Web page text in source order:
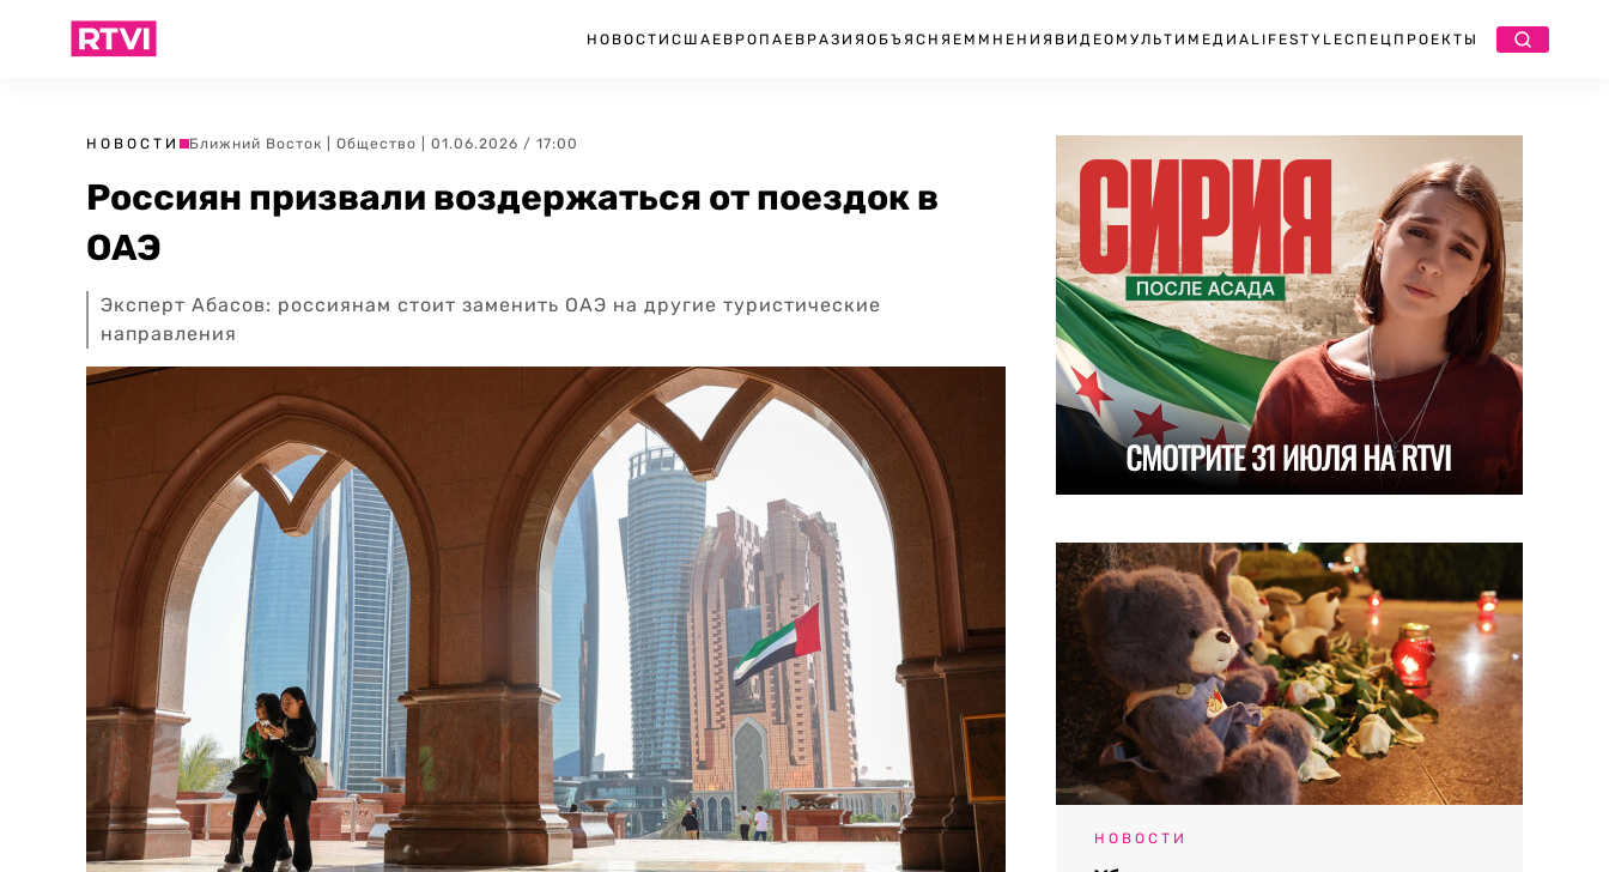
НОВОСТИ США ЕВРОПА ЕВРАЗИЯ ОБЪЯСНЯЕМ МНЕНИЯ ВИДЕО МУЛЬТИМЕДИА LIFESTYLEСПЕЦПРОЕКТЫ
НОВОСТИ Ближний Восток Общество | 01.06.2026 / 17:00
Россиян призвали воздержаться от поездок в
ОАЭ
Эксперт Абасов: россиянам стоит заменить ОАЭ на другие туристические
направления
НОВОСТИ